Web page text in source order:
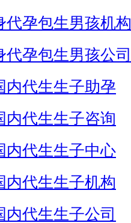
代孕包生男孩机构
代孕包生男孩公司
内代生生子助孕
内代生生子咨询
内代生生子中心
内代生生子机构
内代生生子公司